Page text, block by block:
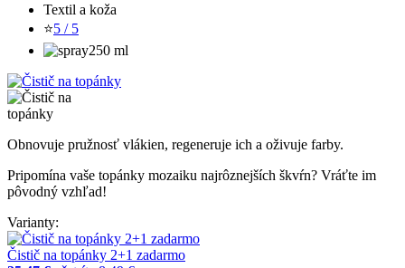
Textil a koža
⭐5 / 5
250 ml
Obnovuje pružnosť vlákien, regeneruje ich a oživuje farby.
Pripomína vaše topánky mozaiku najrôznejších škvŕn? Vráťte im
pôvodný vzhľad!
Varianty:
Čistič na topánky 2+1 zadarmo